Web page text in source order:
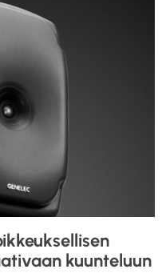
kuunteluun